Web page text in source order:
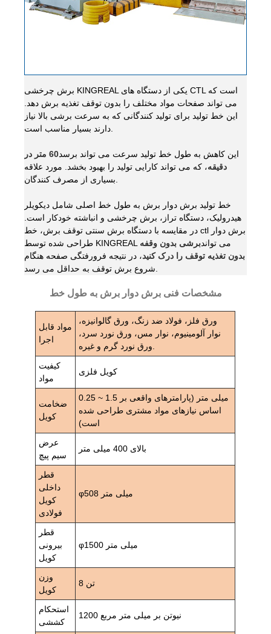
برش چرخشی KINGREAL یکی از دستگاه های CTL است که
می تواند صفحات مواد مختلف را بدون توقف تغذیه برش دهد.
این خط تولید برای تولید کنندگانی که به سرعت برشی بالا نیاز
این کاهش به طول خط تولید سرعت می تواند برسد
60 متر در
دقیقه، که می تواند کارایی تولید را بهبود بخشد. مورد علاقه
خط تولید برش دوار برش به طول خط اصلی شامل دیکویلر
هیدرولیک، دستگاه تراز، برش چرخشی و انباشته خودکار است.
در مقایسه با دستگاه برش سنتی توقف برش، خط ctl برش دوار
طراحی شده توسط KINGREAL می تواندبرشی بدون وقفه
بدون تغذیه توقف را درک کنید، در نتیجه فرورفتگی صفحه هنگام
مشخصات فنی برش دوار برش به طول خط
مواد قابل
اجرا
ورق فلز، فولاد ضد زنگ، ورق گالوانیزه،
نوار آلومینیوم، نوار مس، ورق نورد سرد،
کیفیت
مواد
کویل فلزی
ضخامت
کویل
0.25 ~ 1.5 میلی متر (پارامترهای واقعی بر
اساس نیازهای مواد مشتری طراحی شده
است)
عرض
سیم پیچ
بالای 400 میلی متر
قطر
داخلی
کویل
فولادی
φ508 میلی متر
قطر
بیرونی
کویل
φ1500 میلی متر
وزن
کویل
8 تن
استحکام
کششی
1200 نیوتن بر میلی متر مربع